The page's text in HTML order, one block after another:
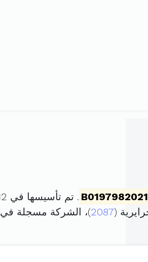
B0197982021 . تم تأسيسها في 12 مارس 2021 برأس مال قدره
2087)، الشركة مسجلة